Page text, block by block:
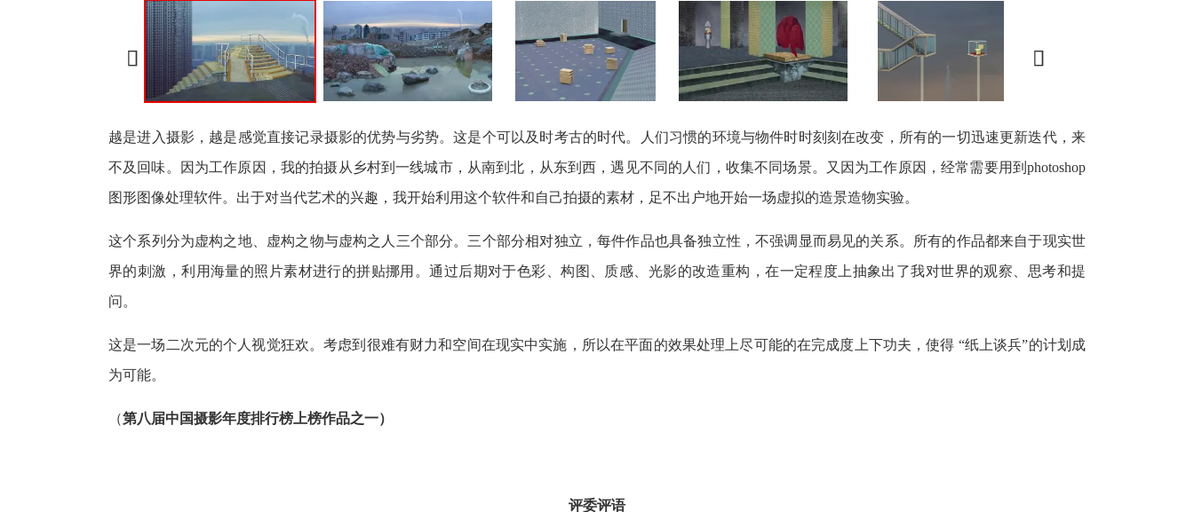
 
越是进入摄影，越是感觉直接记录摄影的优势与劣势。这是个可以及时考古的时代。人们习惯的环境与物件时时刻刻在改变，所有的一切迅速更新迭代，来
不及回味。因为工作原因，我的拍摄从乡村到一线城市，从南到北，从东到西，遇见不同的人们，收集不同场景。又因为工作原因，经常需要用到photoshop
图形图像处理软件。出于对当代艺术的兴趣，我开始利用这个软件和自己拍摄的素材，足不出户地开始一场虚拟的造景造物实验。
这个系列分为虚构之地、虚构之物与虚构之人三个部分。三个部分相对独立，每件作品也具备独立性，不强调显而易见的关系。所有的作品都来自于现实世
界的刺激，利用海量的照片素材进行的拼贴挪用。通过后期对于色彩、构图、质感、光影的改造重构，在一定程度上抽象出了我对世界的观察、思考和提
问。
这是一场二次元的个人视觉狂欢。考虑到很难有财力和空间在现实中实施，所以在平面的效果处理上尽可能的在完成度上下功夫，使得 “纸上谈兵”的计划成
为可能。
（第八届中国摄影年度排行榜上榜作品之一）
评委评语